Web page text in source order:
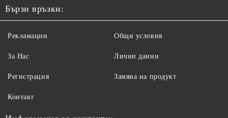
Бързи връзки:
Рекламации
За Нас
Регистрация
Контакт
Общи условия
Лични данни
Замяна на продукт